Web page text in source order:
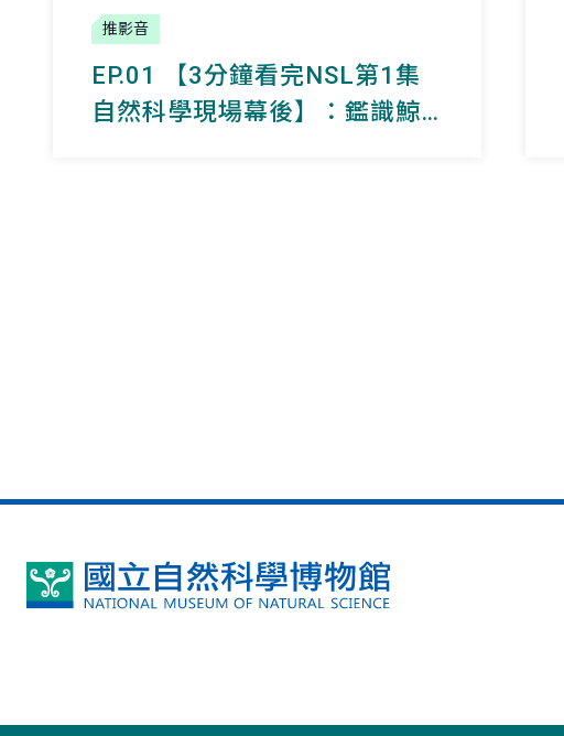
推影音
EP.01 【3分鐘看完NSL第1集
自然科學現場幕後】：鑑識鯨
國